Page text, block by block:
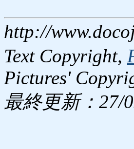
http://
Text Copyright,
Pictures'
最終更新：27/